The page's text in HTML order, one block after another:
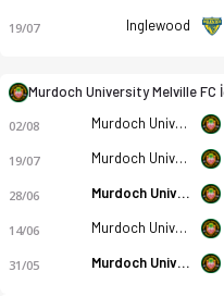
19/07 Inglewood
Murdoch University Melville FC
02/08 Murdoch University Melville FC
19/07 Murdoch University Melville FC
28/06 Murdoch University Melville FC
14/06 Murdoch University Melville FC
31/05 Murdoch University Melville FC